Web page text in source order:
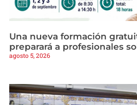
Una nueva formación
preparará a profesionales
agosto 5, 2026